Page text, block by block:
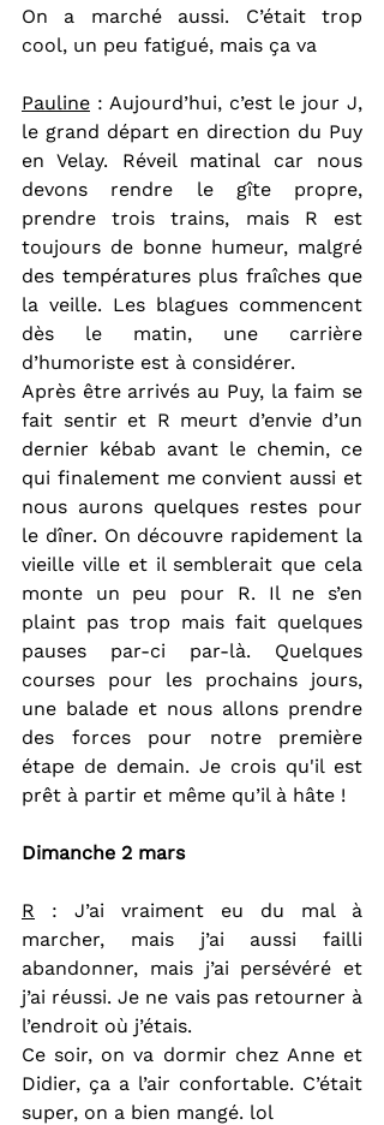
On a marché aussi. C’était trop
cool, un peu fatigué, mais ça va
Pauline : Aujourd’hui, c’est le jour J,
le grand départ en direction du Puy
en Velay. Réveil matinal car nous
devons rendre le gîte propre,
prendre trois trains, mais R est
toujours de bonne humeur, malgré
des températures plus fraîches que
la veille. Les blagues commencent
dès le matin, une carrière
d’humoriste est à considérer.
Après être arrivés au Puy, la faim se
fait sentir et R meurt d’envie d’un
dernier kébab avant le chemin, ce
qui finalement me convient aussi et
nous aurons quelques restes pour
le dîner. On découvre rapidement la
vieille ville et il semblerait que cela
monte un peu pour R. Il ne s’en
plaint pas trop mais fait quelques
pauses par-ci par-là. Quelques
courses pour les prochains jours,
une balade et nous allons prendre
des forces pour notre première
étape de demain. Je crois qu'il est
prêt à partir et même qu’il à hâte !
Dimanche 2 mars
R : J’ai vraiment eu du mal à
marcher, mais j’ai aussi failli
abandonner, mais j’ai persévéré et
j’ai réussi. Je ne vais pas retourner à
l’endroit où j’étais.
Ce soir, on va dormir chez Anne et
Didier, ça a l’air confortable. C’était
super, on a bien mangé. lol